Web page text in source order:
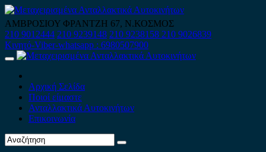
Skip
to
content
ΑΜΒΡΟΣΙΟΥ ΦΡΑΝΤΖΗ 67, Ν.ΚΟΣΜΟΣ
210 9012444 210 9239148 210 9238158 210 9026839
Κινητό-Viber-whatsapp : 6980507900
Primary
Αρχική Σελίδα
Ποιοί είμαστε
Ανταλλακτικά Αυτοκινήτων
Επικοινωνία